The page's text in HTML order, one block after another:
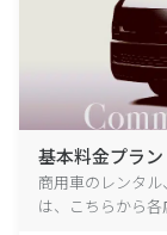
基本料金プラン
商用車のレンタ
は、こちらから各